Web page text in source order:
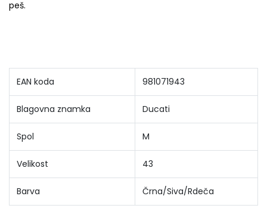
peš.
EAN koda 981071943
Blagovna znamka Ducati
Spol M
Velikost 43
Barva Črna/Siva/Rdeča